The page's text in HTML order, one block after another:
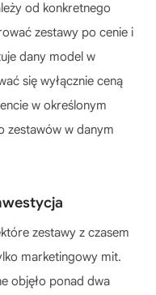
od konkretnego
zestawy po cenie i
dany model w
się wyłącznie ceną
w określonym
zestawów w danym
zestawy z czasem
marketingowy mit.
objęło ponad dwa